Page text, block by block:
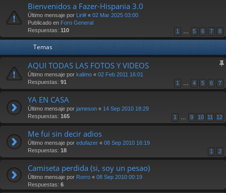
Bienvenidos a Fazer-Hispania 3.0
Último mensaje por Liri# « 02 Mar 2025 03:00
Publicado en Foro General
Respuestas: 110 1 5 6 7 8
Temas
AQUI TODAS LAS FOTOS Y VIDEOS
Último mensaje por kalimo « 02 Feb 2011 16:01
Respuestas: 91 1 4 5 6 7
YA EN CASA
Último mensaje por jameson « 14 Sep 2010 18:29
Respuestas: 165 1 9 10 11 12
Me fui sin decir adios
Último mensaje por edufazer « 08 Sep 2010 16:19
Respuestas: 18 1 2
Camiseta perdida (si, soy un pesao)
Último mensaje por Rorro « 08 Sep 2010 00:19
Respuestas: 6